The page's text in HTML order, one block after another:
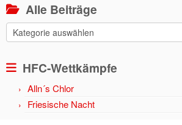
Alle Beiträge
Alle
Beiträge
HFC-Wettkämpfe
Alln´s Chlor
Friesische Nacht